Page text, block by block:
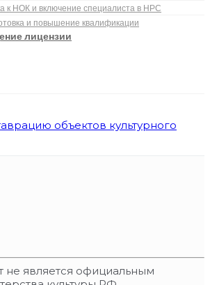
к НОК и включение специалиста в НРС
и повышение квалификации
лицензии
является официальным